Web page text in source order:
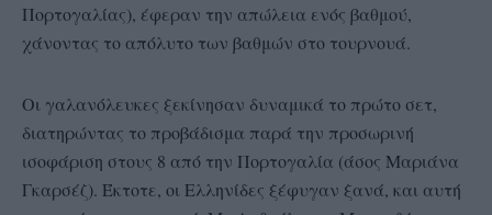
Πορτογαλίας), έφεραν την απώλεια ενός βαθμού,
χάνοντας το απόλυτο των βαθμών στο τουρνουά.
Οι γαλανόλευκες ξεκίνησαν δυναμικά το πρώτο σετ,
διατηρώντας το προβάδισμα παρά την προσωρινή
ισοφάριση στους 8 από την Πορτογαλία (άσος Μαριάνα
Γκαρσέζ). Έκτοτε, οι Ελληνίδες ξέφυγαν ξανά, και αυτή